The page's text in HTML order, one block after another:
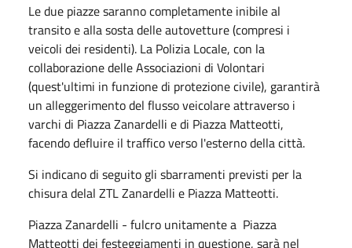
Le due piazze saranno completamente inibile al
transito e alla sosta delle autovetture (compresi i
veicoli dei residenti). La Polizia Locale, con la
collaborazione delle Associazioni di Volontari
(quest'ultimi in funzione di protezione civile), garantirà
un alleggerimento del flusso veicolare attraverso i
varchi di Piazza Zanardelli e di Piazza Matteotti,
facendo defluire il traffico verso l'esterno della città.
Si indicano di seguito gli sbarramenti previsti per la
chisura delal ZTL Zanardelli e Piazza Matteotti.
Piazza Zanardelli - fulcro unitamente a Piazza
Matteotti dei festeggiamenti in questione, sarà nel